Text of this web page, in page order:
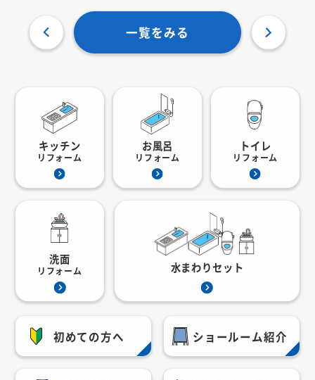
一覧をみる
キッチン
リフォーム
お風呂
リフォーム
トイレ
リフォーム
洗面
リフォーム 水まわりセット
初めての方へ ショールーム紹介